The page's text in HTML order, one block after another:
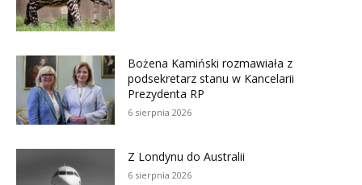
Bożena Kamiński rozmawiała z
podsekretarz stanu w Kancelarii
Prezydenta RP
6 sierpnia 2026
Z Londynu do Australii
6 sierpnia 2026